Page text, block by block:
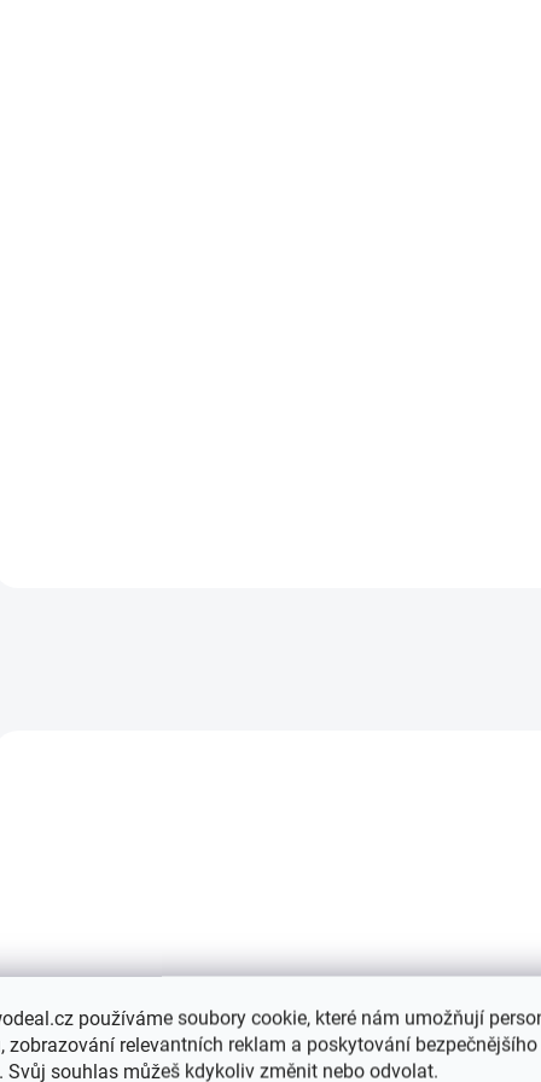
používáme soubory cookie, které nám umožňují
zobrazování relevantních reklam a poskytování bezpečnějšího
Svůj souhlas můžeš kdykoliv změnit nebo odvolat.
Ledvinky pro BMW E36
OČEKÁVÁME NASKLADNĚNÍ